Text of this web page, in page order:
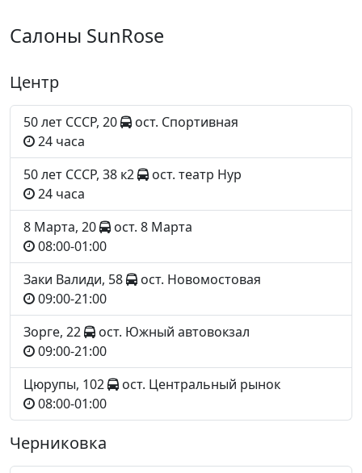
Салоны SunRose
Центр
50 лет СССР, 20
ост. Спортивная
24 часа
50 лет СССР, 38 к2
ост. театр Нур
24 часа
8 Марта, 20
ост. 8 Марта
08:00-01:00
Заки Валиди, 58
ост. Новомостовая
09:00-21:00
Зорге, 22
ост. Южный автовокзал
09:00-21:00
Цюрупы, 102
ост. Центральный рынок
08:00-01:00
Черниковка